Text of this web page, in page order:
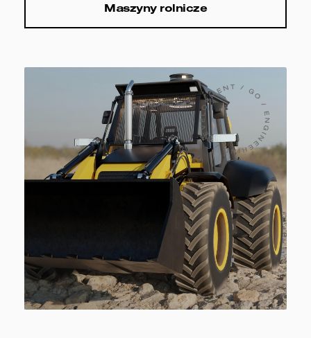
Maszyny rolnicze